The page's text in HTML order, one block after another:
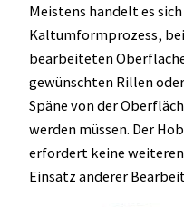
Meistens handelt es
Kaltumformprozess,
bearbeiteten
gewünschten Rillen
Späne von der
werden müssen. Der
erfordert keine
Einsatz anderer